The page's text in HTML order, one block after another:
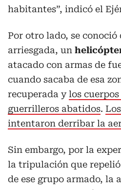
habitantes”, indicó el
Por otro lado, se
arriesgada, un
atacado con armas de
cuando sacaba de esa
recuperada ylos
guerrilleros abatidos.
intentaron derribar la
Sin embargo, por la
la tripulación que
de ese grupo armado, la